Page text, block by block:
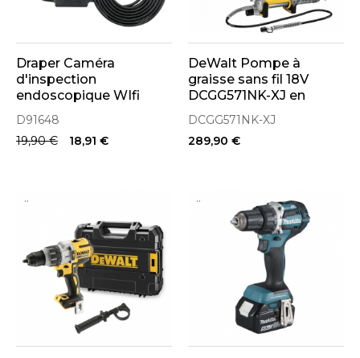
Draper Caméra
d'inspection
endoscopique WIfi
(91648)
D91648
19,90 €
18,91 €
DeWalt Pompe à
graisse sans fil 18V
DCGG571NK-XJ en
coffret sans batterie
DCGG571NK-XJ
289,90 €
.. ..